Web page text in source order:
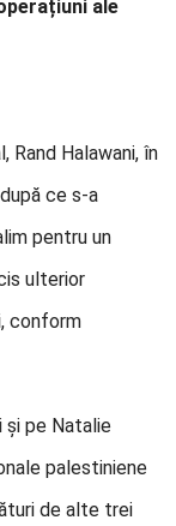
ale
Halawani, în
ce s-a
pentru un
ulterior
conform
și pe Natalie
palestiniene
de alte trei